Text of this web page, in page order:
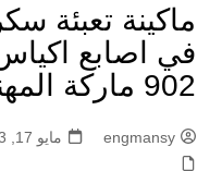
ماكينة تعبئة
في اصابع
902 ماركة المهندس منسى
engmansy مايو 17, 2023